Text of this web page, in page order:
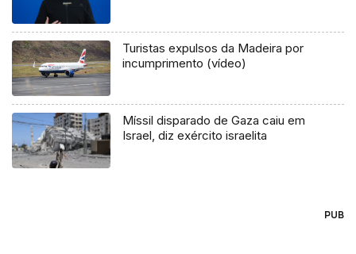
Turistas expulsos da Madeira por
incumprimento (vídeo)
Míssil disparado de Gaza caiu em
Israel, diz exército israelita
PUB